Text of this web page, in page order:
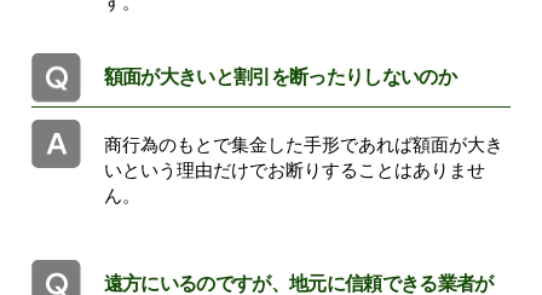
額面が大きいと割引を断ったりしないのか
商行為のもとで集金した手形であれば額面が大き
いという理由だけでお断りすることはありませ
ん。
遠方にいるのですが、地元に信頼できる業者が